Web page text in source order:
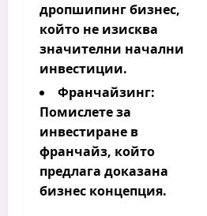
дропшипинг бизнес,
който не изисква
значителни начални
инвестиции.
Франчайзинг:
Помислете за
инвестиране в
франчайз, който
предлага доказана
бизнес концепция.